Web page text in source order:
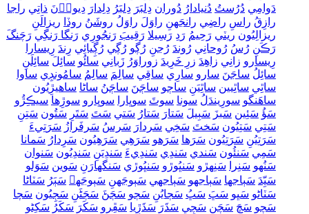
دَوامِي دُرُستُ دُنيادارُ دُوران دِلبَرَ دِلبَرُ دِلِدارَ دِيواۡنَ ذاتِي راجا
رازِقُ راسِ راضِي رانجَهنِ راوَلَ راوَلُ روشَنُ روڏا ريزالَنِ
ريزالِيُون ريٽي رَحِيمُ رَدِ رَسِيلا رَقِيبَ رَنجُورِي رَنگا رَنگِي رَچَنگَ
رَڪَنِ رُسُ رُوحانِي رُوندَ رُڃنِ رُڳو رُڳي رُڳِيائِي رِندَ رِيسارا
رِيسارو زانِي زاھِدَ زرِ خَرِيدَ زوراوَرُ زَبانِي سائُو سائِلَ سائِلَنِ
سائِلُ ساجَنَ سارو سارِي ساقِي سالِمَ سالِمُ سامُونڊِي ساوا
ساٿِي ساٿِيين ساٿِيَنِ ساڄو ساڄَنَ ساڄَنُ ساڻا ساھيڙِيُون
ساھَنگو سورِيندَلُ سونا سوٽَ سوڀارا سوڀارو سوڙِھا سيڪِڙُو
سَؤُ سَئِين سَبزَ سَبِيلَ سَتارَ سَتارُ سَتي سَتَ سَتَرِ سَتُون سَتِنِ
سَتِي سَتِيُون سَختَ سَخِي سَردارَ سَرسُ سَرفَرازُ سَرَتِيءَ
سَرَتِيُنِ سَرَتِيُون سَرَھا سَرَھو سَرَھِي سَرَھِيُون سَرِدارُ سَمانا
سَمِي سَنئُون سَندي سَندِي سَندِيءَ سَندِيَنِ سَندِيُون سَنوان
سَنُهو سَنِرا سَنِهڙو سَنڀُوڙو سَنڀُوڙي سَنگهارَنِ سَوين سَوَلو
سَيِّدَ سَٻاجها سَٻاجهو سَٻاجهي سَٻوجَهنِ سَٻوجَهہ سَٻَرُ سَٽاڻا
سَٽاڻو سَڀو سَڀَ سَڀُ سَڄايُنِ سَڄو سَڄَڻَ سَڄَڻَنِ سَڄِيُون سَچا
سَچو سَچَ سَچَن سَچِي سَڌَرَ سَڌَڙِيا سَڦِرو سَکَرَ سَکَرُ سَکِڻو